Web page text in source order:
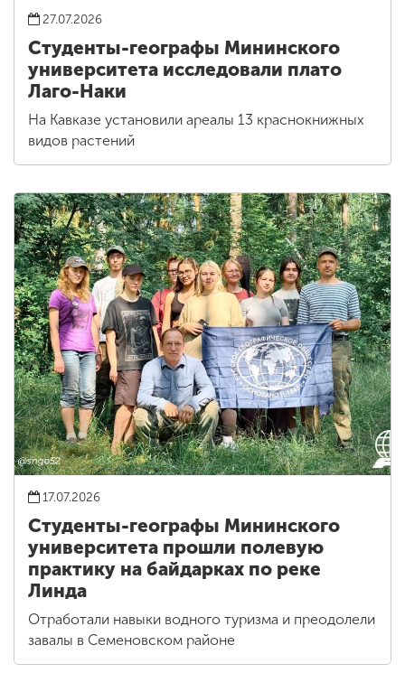
27.07.2026
Студенты-географы Мининского
университета исследовали плато
Лаго-Наки
На Кавказе установили ареалы 13 краснокнижных
видов растений
17.07.2026
Студенты-географы Мининского
университета прошли полевую
практику на байдарках по реке
Линда
Отработали навыки водного туризма и преодолели
завалы в Семеновском районе